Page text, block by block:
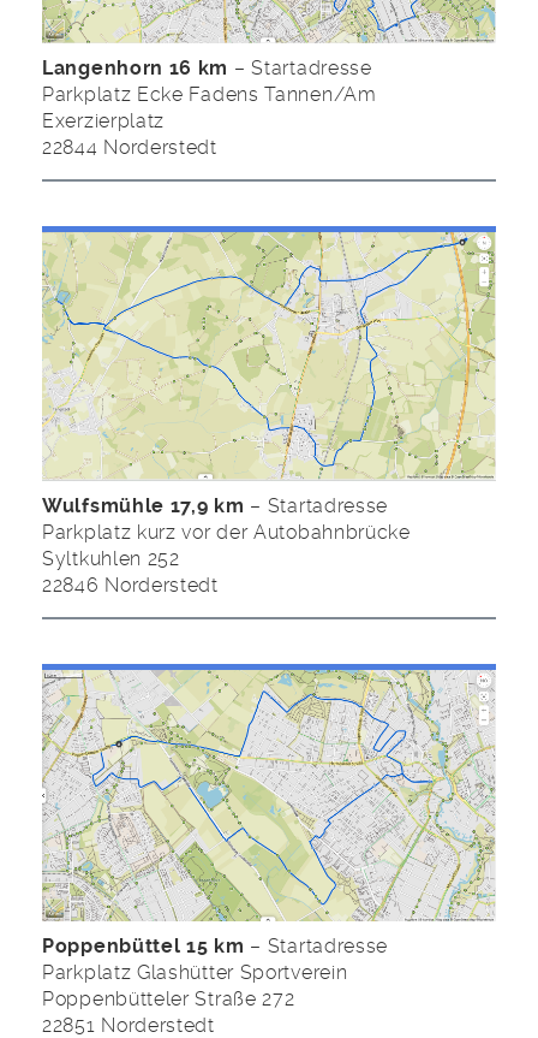
Langenhorn 16 km – Startadresse
Parkplatz Ecke Fadens Tannen/Am
Exerzierplatz
22844 Norderstedt
Wulfsmühle 17,9 km – Startadresse
Parkplatz kurz vor der Autobahnbrücke
Syltkuhlen 252
22846 Norderstedt
Poppenbüttel 15 km – Startadresse
Parkplatz Glashütter Sportverein
Poppenbütteler Straße 272
22851 Norderstedt